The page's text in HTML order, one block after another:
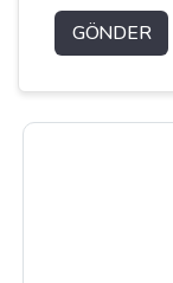
GÖNDER